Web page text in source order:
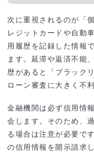
次に重視されるのが「
レジットカードや自動
用履歴を記録した情報
ます。延滞や返済不能
歴があると「ブラック
ローン審査に大きく不
金融機関は必ず信用情
会します。そのため、
る場合は注意が必要で
の信用情報を開示請求